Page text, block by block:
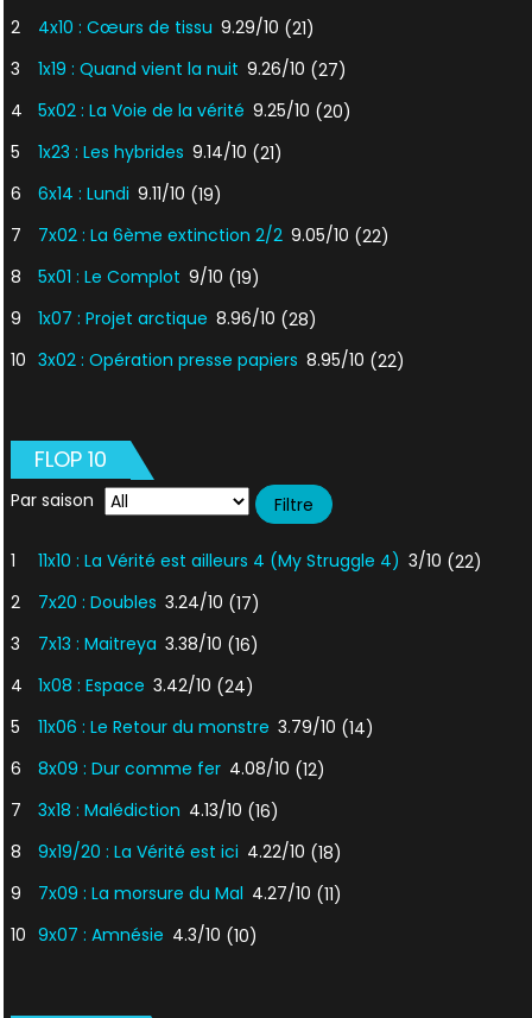
2
4x10 : Cœurs de tissu 9.29/10 (21)
3
1x19 : Quand vient la nuit 9.26/10 (27)
4
5x02 : La Voie de la vérité 9.25/10 (20)
5
1x23 : Les hybrides 9.14/10 (21)
6
6x14 : Lundi 9.11/10 (19)
7
7x02 : La 6ème extinction 2/2 9.05/10 (22)
8
5x01 : Le Complot 9/10 (19)
9
1x07 : Projet arctique 8.96/10 (28)
10 3x02 : Opération presse papiers 8.95/10 (22)
FLOP 10
Par saison
1 11x10 : La Vérité est ailleurs 4 (My Struggle 4) 3/10 (22)
2
7x20 : Doubles 3.24/10 (17)
3
7x13 : Maitreya 3.38/10 (16)
4
1x08 : Espace 3.42/10 (24)
5
11x06 : Le Retour du monstre 3.79/10 (14)
6
8x09 : Dur comme fer 4.08/10 (12)
7
3x18 : Malédiction 4.13/10 (16)
8
9x19/20 : La Vérité est ici 4.22/10 (18)
9
7x09 : La morsure du Mal 4.27/10 (11)
10 9x07 : Amnésie 4.3/10 (10)